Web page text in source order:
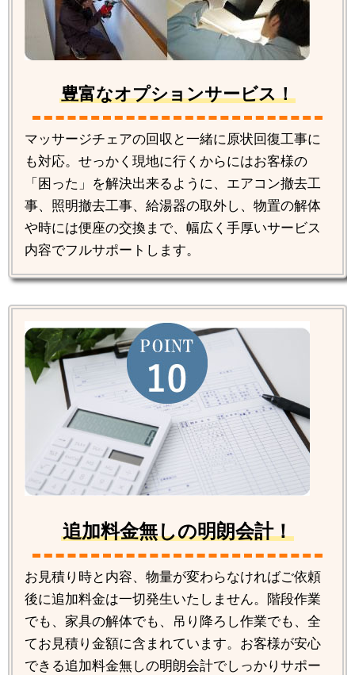
豊富なオプションサービス！
マッサージチェアの回収と一緒に原状回復工事に
も対応。せっかく現地に行くからにはお客様の
「困った」を解決出来るように、エアコン撤去工
事、照明撤去工事、給湯器の取外し、物置の解体
や時には便座の交換まで、幅広く手厚いサービス
内容でフルサポートします。
追加料金無しの明朗会計！
お見積り時と内容、物量が変わらなければご依頼
後に追加料金は一切発生いたしません。階段作業
でも、家具の解体でも、吊り降ろし作業でも、全
てお見積り金額に含まれています。お客様が安心
できる追加料金無しの明朗会計でしっかりサポー